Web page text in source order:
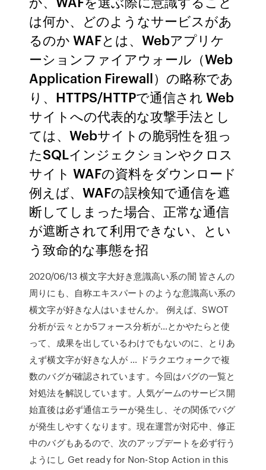
は何か、どのようなサービスがあ
るのか WAFとは、Webアプリケ
ーションファイアウォール（Web
Application Firewall）の略称であ
り、HTTPS/HTTPで通信され Web
サイトへの代表的な攻撃手法とし
ては、Webサイトの脆弱性を狙っ
たSQLインジェクションやクロス
サイト WAFの資料をダウンロード
例えば、WAFの誤検知で通信を遮
断してしまった場合、正常な通信
が遮断されて利用できない、とい
う致命的な事態を招
2020/06/13 横文字大好き意識高い系の闇 皆さんの
周りにも、自称エキスパートのような意識高い系の
横文字が好きな人はいませんか。 例えば、SWOT
分析が云々とか5フォース分析が…とかやたらと使
って、成果を出しているわけでもないのに、とりあ
えず横文字が好きな人が … ドラクエウォークで複
数のバグが確認されています。今回はバグの一覧と
対処法を解説しています。人気ゲームのサービス開
始直後は必ず通信エラーが発生し、その関係でバグ
が発生しやすくなります。現在運営が対応中、修正
中のバグもあるので、次のアップデートを必ず行う
ようにし Get ready for Non-Stop Action in this